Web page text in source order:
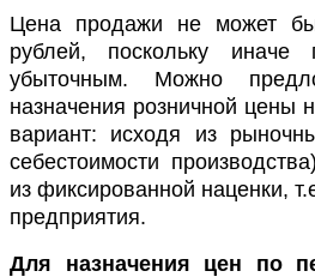
Цена продажи не может
рублей, поскольку иначе
убыточным. Можно
назначения розничной цены
вариант: исходя из
себестоимости
из фиксированной наценки,
предприятия.
Для назначения цен по